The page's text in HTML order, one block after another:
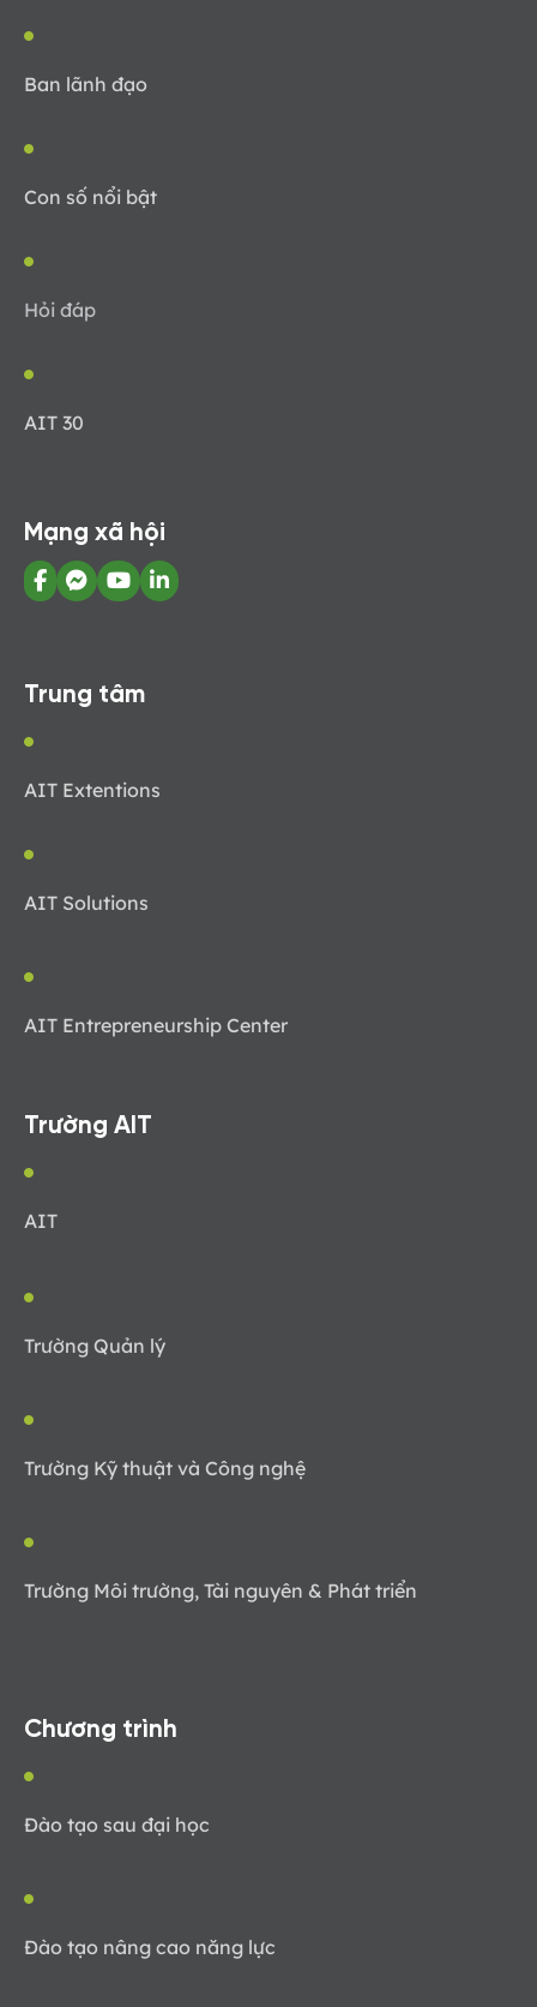
Ban lãnh đạo
Con số nổi bật
Hỏi đáp
AIT 30
Mạng xã hội
Trung tâm
AIT Extentions
AIT Solutions
AIT Entrepreneurship Center
Trường AIT
AIT
Trường Quản lý
Trường Kỹ thuật và Công nghệ
Trường Môi trường, Tài nguyên & Phát triển
Chương trình
Đào tạo sau đại học
Đào tạo nâng cao năng lực